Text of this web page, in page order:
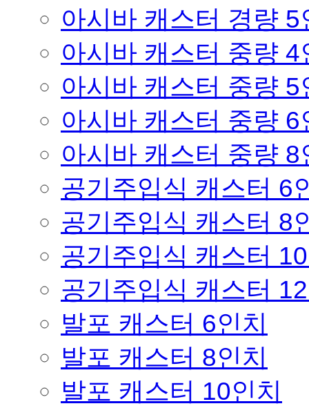
아시바 캐스터 경량 5
아시바 캐스터 중량 4
아시바 캐스터 중량 5
아시바 캐스터 중량 6
아시바 캐스터 중량 8
공기주입식 캐스터 6
공기주입식 캐스터 8
공기주입식 캐스터
공기주입식 캐스터
발포 캐스터 6인치
발포 캐스터 8인치
발포 캐스터 10인치